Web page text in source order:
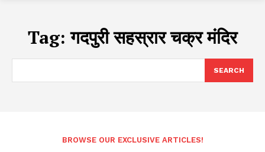
Tag:गदपुरी सहस्रार चक्र मंदिर
SEARCH
BROWSE OUR EXCLUSIVE ARTICLES!